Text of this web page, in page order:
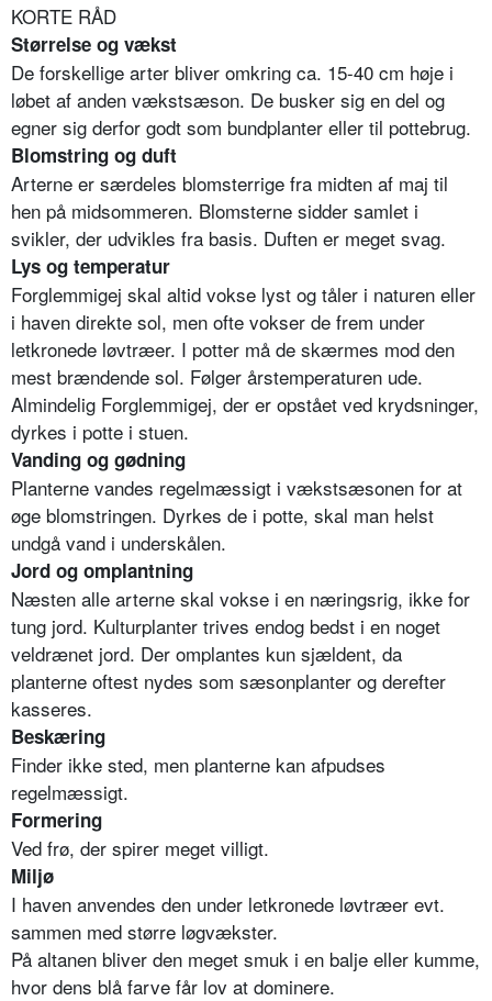
KORTE RÅD
Størrelse og vækst
De forskellige arter bliver omkring ca. 15-40 cm høje i
løbet af anden vækstsæson. De busker sig en del og
egner sig derfor godt som bundplanter eller til pottebrug.
Blomstring og duft
Arterne er særdeles blomsterrige fra midten af maj til
hen på midsommeren. Blomsterne sidder samlet i
svikler, der udvikles fra basis. Duften er meget svag.
Lys og temperatur
Forglemmigej skal altid vokse lyst og tåler i naturen eller
i haven direkte sol, men ofte vokser de frem under
letkronede løvtræer. I potter må de skærmes mod den
mest brændende sol. Følger årstemperaturen ude.
Almindelig Forglemmigej, der er opstået ved krydsninger,
dyrkes i potte i stuen.
Vanding og gødning
Planterne vandes regelmæssigt i vækstsæsonen for at
øge blomstringen. Dyrkes de i potte, skal man helst
undgå vand i underskålen.
Jord og omplantning
Næsten alle arterne skal vokse i en næringsrig, ikke for
tung jord. Kulturplanter trives endog bedst i en noget
veldrænet jord. Der omplantes kun sjældent, da
planterne oftest nydes som sæsonplanter og derefter
kasseres.
Beskæring
Finder ikke sted, men planterne kan afpudses
regelmæssigt.
Formering
Ved frø, der spirer meget villigt.
Miljø
I haven anvendes den under letkronede løvtræer evt.
sammen med større løgvækster.
På altanen bliver den meget smuk i en balje eller kumme,
hvor dens blå farve får lov at dominere.